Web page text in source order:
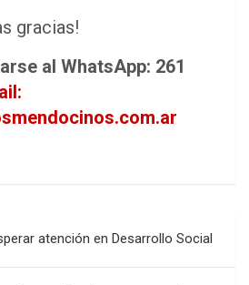
gracias!
al WhatsApp: 261
atención en Desarrollo Social